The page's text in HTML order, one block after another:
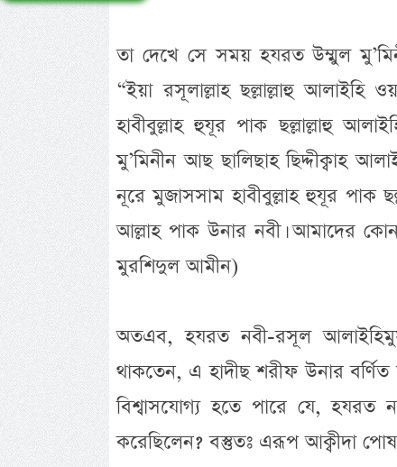
তা দেখে সে সময় হযরত উম্মুল
“ইয়া রসূলাল্লাহ ছল্লাল্লাহু
হাবীবুল্লাহ হুযূর পাক ছল্লাল্লাহু
মু’মিনীন আছ ছালিছাহ ছিদ্দীক্বাহ
নূরে মুজাসসাম হাবীবুল্লাহ হুযূর পাক
আল্লাহ পাক উনার নবী। আমাদের
মুরশিদুল আমীন)
অতএব, হযরত নবী-রসূল
থাকতেন, এ হাদীছ শরীফ উনার
বিশ্বাসযোগ্য হতে পারে যে, হযরত
করেছিলেন? বস্তুতঃ এরূপ আক্বীদা